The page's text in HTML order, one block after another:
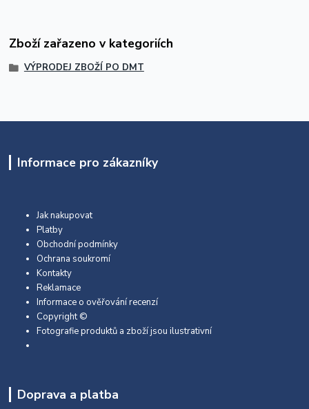
Zboží zařazeno v kategoriích
VÝPRODEJ ZBOŽÍ PO DMT
Informace pro zákazníky
Jak nakupovat
Platby
Obchodní podmínky
Ochrana soukromí
Kontakty
Reklamace
Informace o ověřování recenzí
Copyright ©
Fotografie produktů a zboží jsou ilustrativní
Doprava a platba